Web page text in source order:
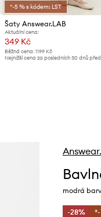
*-5 % s kódem: LST
Šaty Answear.LAB
Aktuální cena:
349 Kč
Běžná cena: 1199 Kč
Nejnižší cena za posledních 30 dnů
modrá
-28% *-